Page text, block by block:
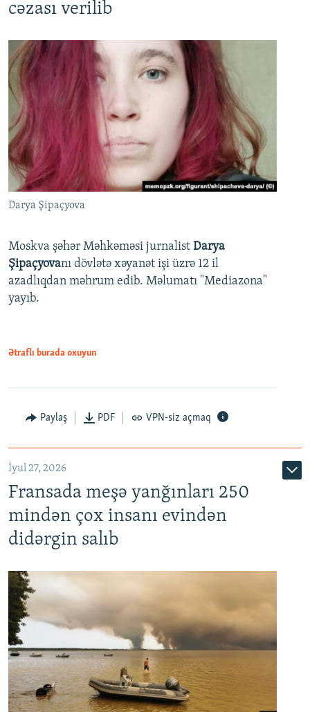
cəzası verilib
Darya Şipaçyova
Moskva şəhər Məhkəməsi jurnalist Darya
Şipaçyovanı dövlətə xəyanət işi üzrə 12 il
azadlıqdan məhrum edib. Məlumatı "Mediazona"
yayıb.
Ətraflı burada oxuyun
Paylaş PDF VPN-siz açmaq
İyul 27, 2026
Fransada meşə yanğınları 250
mindən çox insanı evindən
didərgin salıb